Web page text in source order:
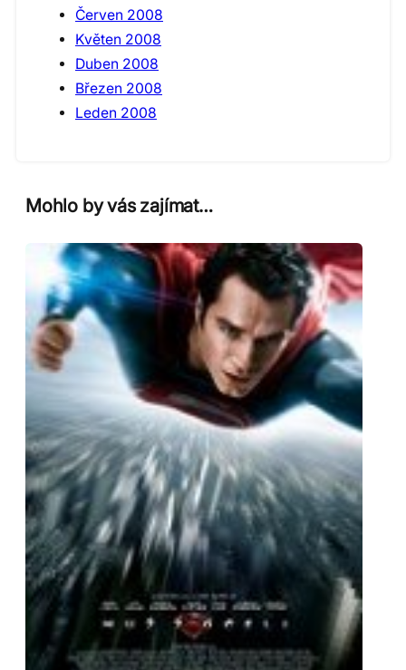
Červen 2008
Květen 2008
Duben 2008
Březen 2008
Leden 2008
Mohlo by vás zajímat…